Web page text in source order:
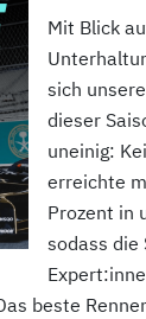
Mit Blick
sich
dieser
uneinig:
erreichte
Prozent in
sodass die
beste